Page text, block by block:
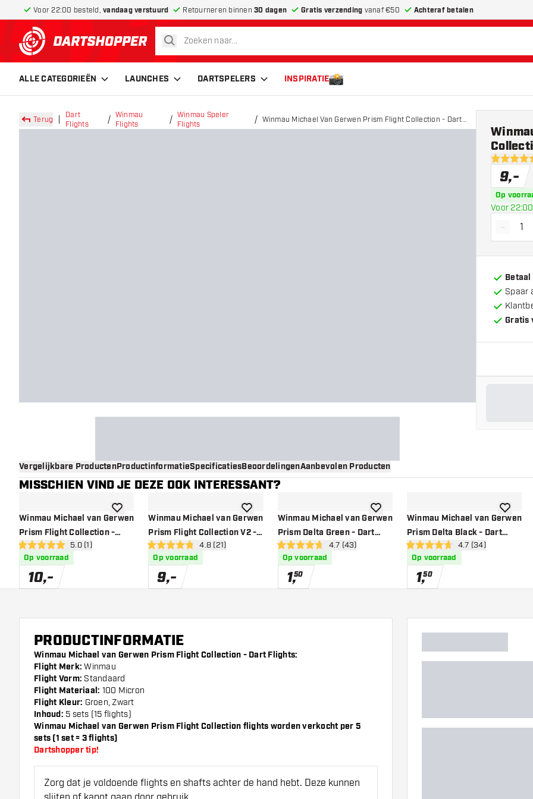
Voor 22:00 besteld, vandaag verstuurd Retourneren binnen 30 dagen Gratis verzending vanaf €50 Achteraf betalen
terug naar home pagina
zoeken
ALLE CATEGORIEËN LAUNCHES DARTSPELERS INSPIRATIE
Terug
Dart
Flights
Winmau
Flights
Winmau Speler
Flights
Winmau Michael Van Gerwen Prism Flight Collection - Dart
Flights
4.6 score
9,-
Op
Voor
-
Spaar
Gratis
Vergelijkbare ProductenProductinformatieSpecificatiesBeoordelingenAanbevolen Producten
MISSCHIEN VIND JE DEZE OOK INTERESSANT?
Winmau Michael van Gerwen
Prism Flight Collection -
Dart Flightsopen reviews drawer
5 score sterren5.0 (1)
Op voorraad
10,-
toevoegen aan verlanglijst
Winmau Michael van Gerwen
Prism Flight Collection V2 -
Dart Flightsopen reviews drawer
4.8 score sterren4.8 (21)
Op voorraad
9,-
toevoegen aan verlanglijst
Winmau Michael van Gerwen
Prism Delta Green - Dart
Flights
open reviews drawer
4.7 score sterren4.7 (43)
Op voorraad
1,50
toevoegen aan verlanglijst
Winmau Michael van Gerwen
Prism Delta Black - Dart
Flights
open reviews
4.7 score sterren4.7 (34)
Op voorraad
1,50
PRODUCTINFORMATIE
Winmau Michael van Gerwen Prism Flight Collection - Dart Flights:
Flight Merk: Winmau
Flight Vorm: Standaard
Flight Materiaal: 100 Micron
Flight Kleur: Groen, Zwart
Inhoud: 5 sets (15 flights)
Winmau Michael van Gerwen Prism Flight Collection flights worden verkocht per 5
sets (1 set = 3 flights)
Dartshopper tip!
Zorg dat je voldoende flights en shafts achter de hand hebt. Deze kunnen